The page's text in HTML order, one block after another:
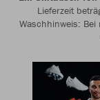
Lieferzeit
Waschhinweis: